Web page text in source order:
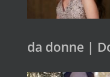
da donne |